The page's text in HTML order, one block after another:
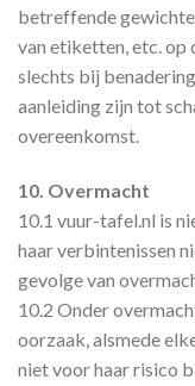
betreffende
van etiketten, etc. op
slechts bij
aanleiding zijn tot
overeenkomst.
10. Overmacht
10.1 vuur-tafel.nl is
haar verbintenissen
gevolge van
10.2 Onder
oorzaak, alsmede
niet voor haar risico